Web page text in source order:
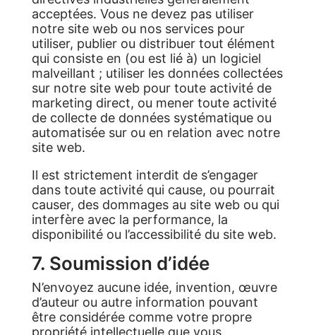
acceptées. Vous ne devez pas utiliser
notre site web ou nos services pour
utiliser, publier ou distribuer tout élément
qui consiste en (ou est lié à) un logiciel
malveillant ; utiliser les données collectées
sur notre site web pour toute activité de
marketing direct, ou mener toute activité
de collecte de données systématique ou
automatisée sur ou en relation avec notre
site web.
Il est strictement interdit de s’engager
dans toute activité qui cause, ou pourrait
causer, des dommages au site web ou qui
interfère avec la performance, la
disponibilité ou l’accessibilité du site web.
7. Soumission d’idée
N’envoyez aucune idée, invention, œuvre
d’auteur ou autre information pouvant
être considérée comme votre propre
propriété intellectuelle que vous